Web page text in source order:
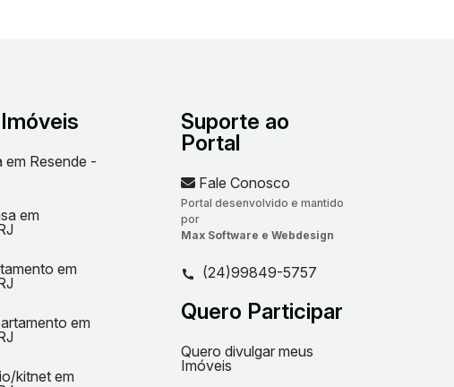
em Resende -
em
em
em
kitnet em
Suporte ao
Portal
Fale Conosco
Portal desenvolvido e mantido
por
Max Software e Webdesign
(24)99849-5757
Quero Participar
Quero divulgar meus
Imóveis